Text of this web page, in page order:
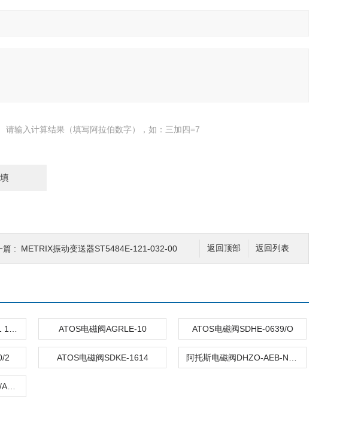
请输入计算结果（填写阿拉伯数字），如：三加四=7
返回列表
返回顶部
篇 : METRIX振动变送器ST5484E-121-032-00
ATOS电磁阀AGRLE-10 ATOS电磁阀SDHE-0639/O
2 ATOS电磁阀SDKE-1614